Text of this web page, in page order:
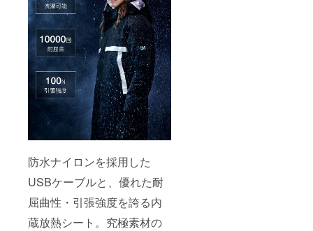
防水ナイロンを採用した
USBケーブルと、優れた耐
屈曲性・引張強度を誇る内
蔵放熱シート。究極素材の